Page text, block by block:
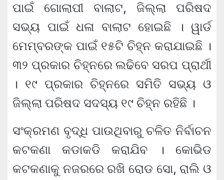
ପାଇଁ ଗୋଲାପୀ ବାଲାଟ, ଜିଲ୍ଲା ପରିଷଦ
ସଭ୍ୟ ପାଇଁ ଧଳା ବାଲାଟ ହୋଇଛି । ୱାର୍ଡ
ମେମ୍ବରଙ୍କ ପାଇଁ ୧୫ଟି ଚିହ୍ନ କରାଯାଇଛି ।
୩୨ ପ୍ରକାର ଚିହ୍ନରେ ଲଢିବେ ସରପ ପ୍ରାର୍ଥୀ
। ୧୯ ପ୍ରକାର ଚିହ୍ନରେ ସମିତି ସଭ୍ୟ ଓ
ଜିଲ୍ଲା ପରିଷଦ ସଦସ୍ୟ ୧୯ ଚିହ୍ନ ରହିଛି ।
ସଂକ୍ରମଣ ବୃଦ୍ଧି ପାଉଥିବାରୁ ଚଳିତ ନିର୍ବାଚନ
କଟକଣା କଡାକଡି କରାଯିବ । କୋଭିଡ
କଟକଣାକୁ ନଜରରେ ରଖି ରୋଡ ସୋ, ରାଲି ଓ